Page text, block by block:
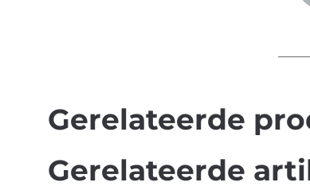
Gerelateerde
Gerelateerde